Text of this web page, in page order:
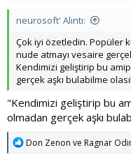
neurosoft' Alıntı:
Çok iyi özetledin. Popüler
nude atmayı vesaire
Kendimizi geliştirip bu
gerçek aşkı bulabilme
"Kendimizi geliştirip bu
olmadan gerçek aşkı
T
Don Zenon ve Ragnar